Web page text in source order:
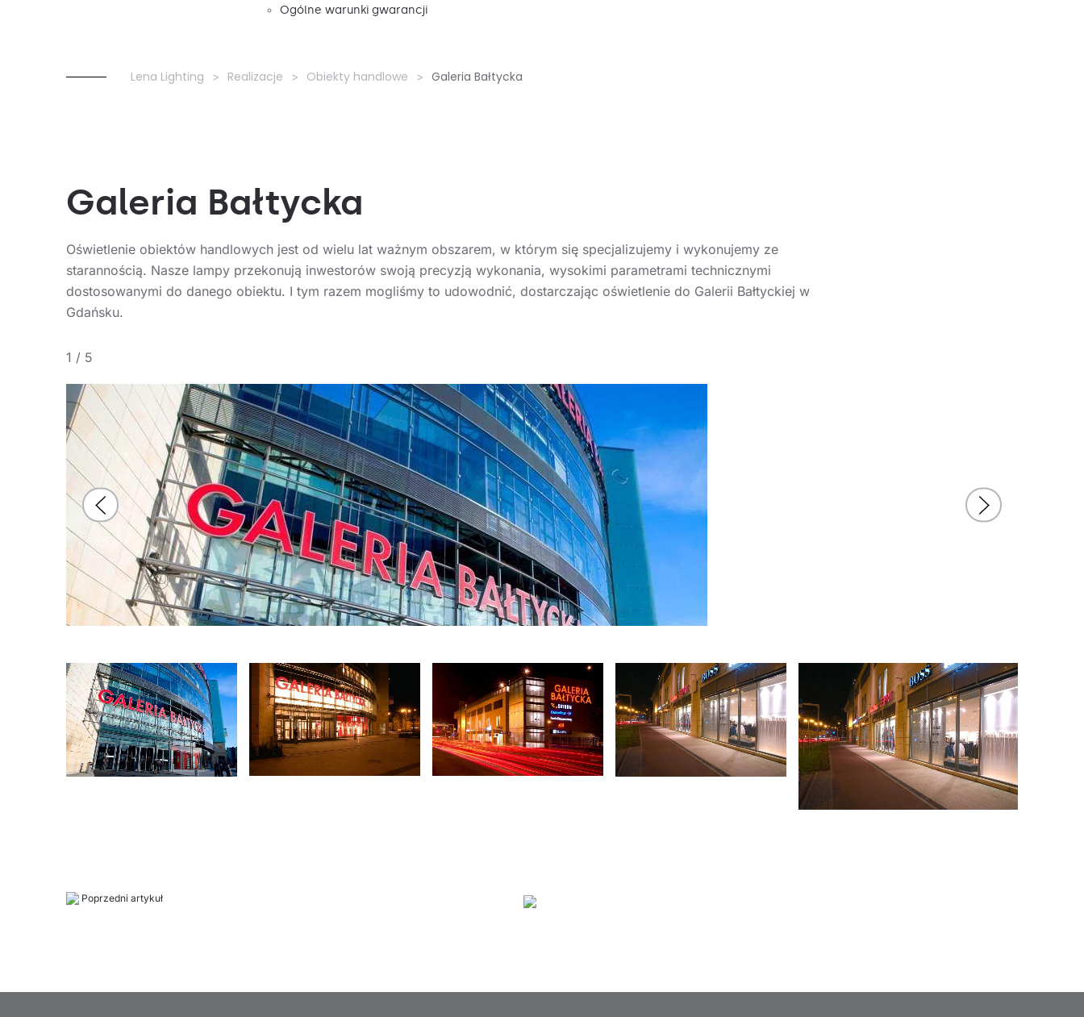
Ogólne warunki gwarancji
Lena Lighting Realizacje Obiekty handlowe Galeria Bałtycka
Galeria Bałtycka
Oświetlenie obiektów handlowych jest od wielu lat ważnym obszarem, w którym się specjalizujemy i wykonujemy ze
starannością. Nasze lampy przekonują inwestorów swoją precyzją wykonania, wysokimi parametrami technicznymi
dostosowanymi do danego obiektu. I tym razem mogliśmy to udowodnić, dostarczając oświetlenie do Galerii Bałtyckiej w
Gdańsku.
1 / 5
Poprzedni artykuł